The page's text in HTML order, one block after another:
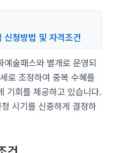
신청방법 및 자격조건
술패스와 별개로 운영되
로 조정하여 중복 수혜를
기회를 제공하고 있습니다.
시기를 신중하게 결정하